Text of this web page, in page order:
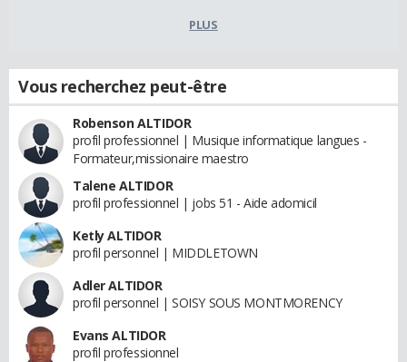
PLUS
Vous recherchez peut-être
Robenson ALTIDOR
profil professionnel | Musique informatique langues -
Formateur,missionaire maestro
Talene ALTIDOR
profil professionnel | jobs 51 - Aide adomicil
Ketly ALTIDOR
profil personnel | MIDDLETOWN
Adler ALTIDOR
profil personnel | SOISY SOUS MONTMORENCY
Evans ALTIDOR
profil professionnel